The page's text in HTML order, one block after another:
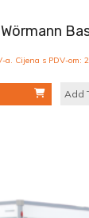
a. Cijena s PDV-om:
Add